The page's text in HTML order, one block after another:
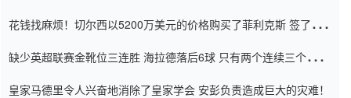
花钱找麻烦！切尔西以5200万美元的价格购买了菲利克斯 签了7年
缺少英超联赛金靴位三连胜 海拉德落后6球 只有两个连续三个连续
皇家马德里令人兴奋地消除了皇家学会 安彭负责造成巨大的灾难！